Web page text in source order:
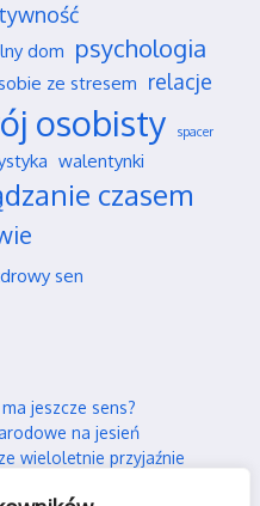
dom psychologia
ze stresem relacje
osobisty spacer
walentynki
czasem
sen
jeszcze sens?
na jesień
wieloletnie przyjaźnie